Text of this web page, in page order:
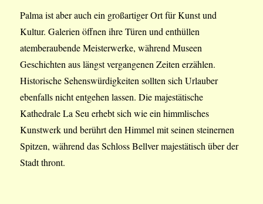
Palma ist aber auch ein großartiger Ort für Kunst und
Kultur. Galerien öffnen ihre Türen und enthüllen
atemberaubende Meisterwerke, während Museen
Geschichten aus längst vergangenen Zeiten erzählen.
Historische Sehenswürdigkeiten sollten sich Urlauber
ebenfalls nicht entgehen lassen. Die majestätische
Kathedrale La Seu erhebt sich wie ein himmlisches
Kunstwerk und berührt den Himmel mit seinen steinernen
Spitzen, während das Schloss Bellver majestätisch über der
Stadt thront.